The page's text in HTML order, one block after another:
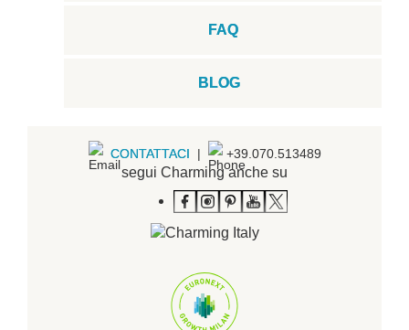
FAQ
BLOG
CONTATTACI | +39.070.513489
segui Charming anche su